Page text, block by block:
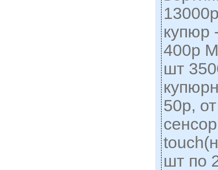
купюр
400р
шт
50р,
шт по